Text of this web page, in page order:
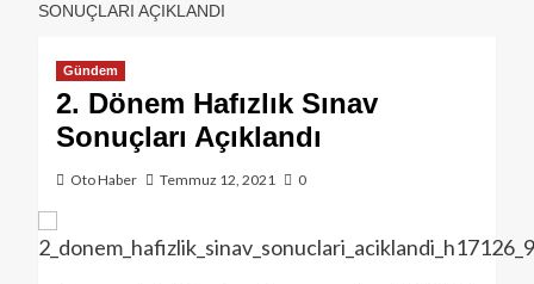
SONUÇLARI AÇIKLANDI
Gündem
2. Dönem Hafızlık Sınav
Sonuçları Açıklandı
Oto Haber Temmuz 12, 2021 0